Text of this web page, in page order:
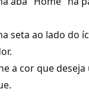
seta ao lado do
a cor que